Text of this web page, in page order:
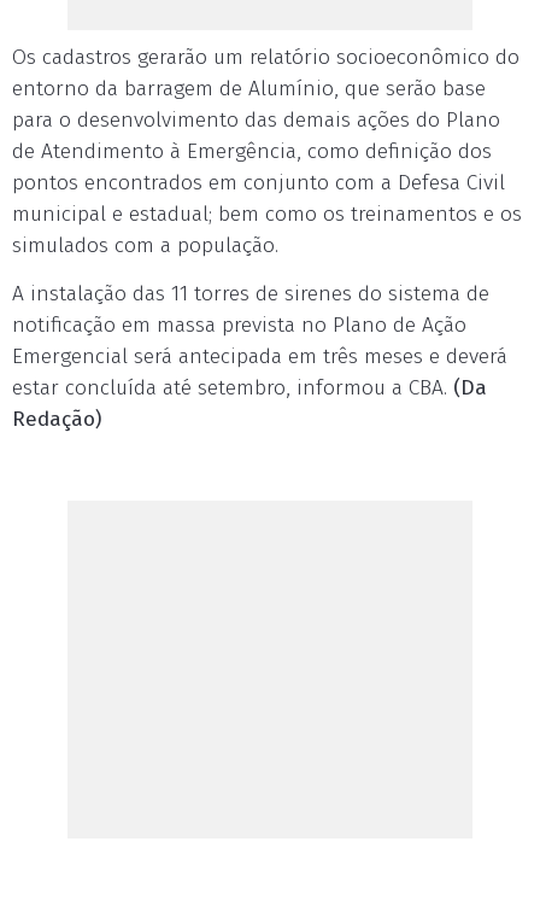
Os cadastros gerarão um relatório socioeconômico do
entorno da barragem de Alumínio, que serão base
para o desenvolvimento das demais ações do Plano
de Atendimento à Emergência, como definição dos
pontos encontrados em conjunto com a Defesa Civil
municipal e estadual; bem como os treinamentos e os
simulados com a população.
A instalação das 11 torres de sirenes do sistema de
notificação em massa prevista no Plano de Ação
Emergencial será antecipada em três meses e deverá
estar concluída até setembro, informou a CBA. (Da
Redação)